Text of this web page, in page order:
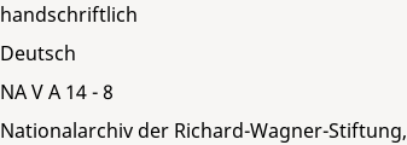
handschriftlich
Deutsch
NA V A 14 - 8
Nationalarchiv der Richard-Wagner-Stiftung,